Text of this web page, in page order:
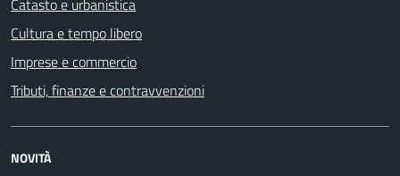
Cultura e tempo libero
Imprese e commercio
Tributi, finanze e contravvenzioni
NOVITÀ